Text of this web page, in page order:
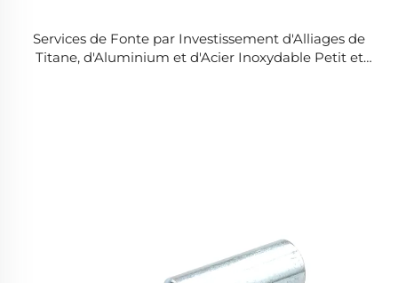
Services de Fonte par Investissement d'Alliages de
Titane, d'Aluminium et d'Acier Inoxydable Petit et